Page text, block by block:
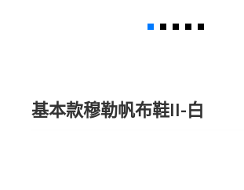
基本款穆勒帆布鞋II-白